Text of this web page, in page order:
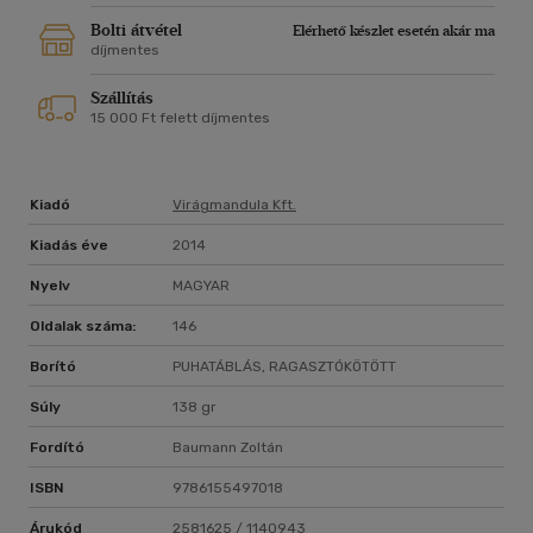
Bolti átvétel
Elérhető készlet esetén akár ma
díjmentes
Szállítás
15 000 Ft felett díjmentes
Kiadó Virágmandula Kft.
Kiadás éve 2014
Nyelv MAGYAR
Oldalak száma: 146
Borító PUHATÁBLÁS, RAGASZTÓKÖTÖTT
Súly 138 gr
Fordító Baumann Zoltán
ISBN 9786155497018
Árukód 2581625 / 1140943